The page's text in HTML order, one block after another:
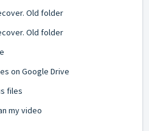
Old folder
Old folder
on Google Drive
files
my video